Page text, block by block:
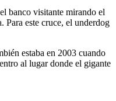
banco visitante mirando el
Para este cruce, el underdog
estaba en 2003 cuando
al lugar donde el gigante